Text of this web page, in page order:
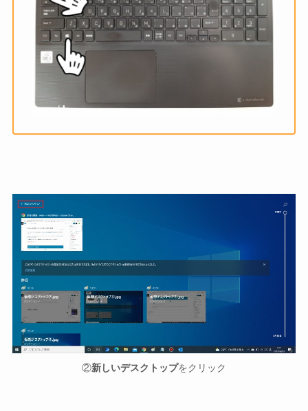
②新しいデスクトップをクリック